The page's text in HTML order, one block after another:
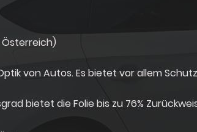
von Autos. Es bietet vor allem
bietet die Folie bis zu 76%